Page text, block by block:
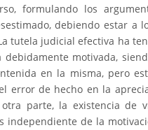
formulando los
debiendo estar a
tutela judicial efectiva ha
motivada,
en la misma, pero
error de hecho en la
parte, la existencia de
independiente de la